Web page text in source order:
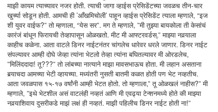
माझी कायम त्याच्यावर नजर होती. त्याची जागा व्हाईस प्रेसिडेंटच्या जवळच तीन-चार
खुर्च्या सोडून होती. आमची ही ’आँखमिचोली’ पाहून व्हाईस प्रेसिडेंट त्याला म्हणाले, “इज
शी युवर वाईफ?” तो म्हणाला, “येस सर”. मग ते म्हणाले, ”मी तुझ्या बायकोला ती केसांचं
कारंजं बांधून फिरायची तेव्हापासून ओळखतो. मीट मी आफ्टरवर्डस्.” माझ्या नवर्‍याला
काहीच कळेना. आता वाटले डिनर नाईटनंतर चांगलेच धारेवर धरले जाणार. डिनर नाईट
संपल्यावर आम्ही दोघे जेव्हा त्यांना भेटलो तेव्हा त्यांना बघितल्यावर मी ओरडलेच,
”मिलिंददादा! तू???” तो लांबच्या नात्याने माझा मावसभाऊच होता. मी लहान असताना
बर्‍याचदा आमच्या भेटी व्हायच्या. मध्यंतरी नुसती बातमी कळत होती पण भेट नव्हतीच.
आता जवळपास १५-१७ वर्षांनी आम्ही भेटत होतो. तो म्हणाला,” तू ओळखलं नाहीस?” मी
म्हणाले, ”इथे भेटशील असं वाटलंही नव्हतं आणि मी एवढ्या टेन्शनमध्ये होते की माझ्या
नवर्‍याशिवाय दुसरीकडे माझं लक्षं ही नव्हतं. माझी पहिलीच डिनर नाईट होती ना!”